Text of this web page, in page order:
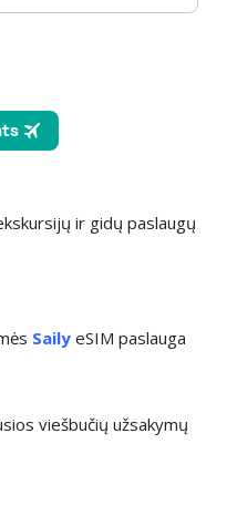
ir gidų paslaugų
Saily eSIM paslauga
viešbučių užsakymų